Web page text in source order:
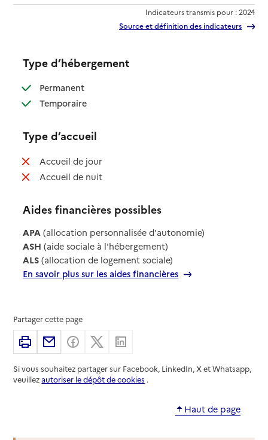
Indicateurs transmis pour : 2024
Source et définition des indicateurs
Type d’hébergement
Permanent: disponible
Temporaire: disponible
Type d’accueil
Accueil de jour: non disponible
Accueil de nuit: non disponible
Aides financières possibles
APA (allocation personnalisée d'autonomie)
ASH (aide sociale à l'hébergement)
ALS (allocation de logement sociale)
En savoir plus sur les aides financières
Partager cette page
ImprimerPartager par email
Partager sur Facebook
Partager sur X
Si vous souhaitez partager sur Facebook, LinkedIn, X et Whatsapp,
veuillezautoriser le dépôt de cookies .
Haut de page